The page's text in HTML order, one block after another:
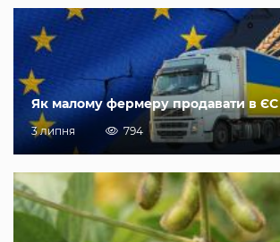
Як малому фермеру продавати в ЄС
3 липня 794